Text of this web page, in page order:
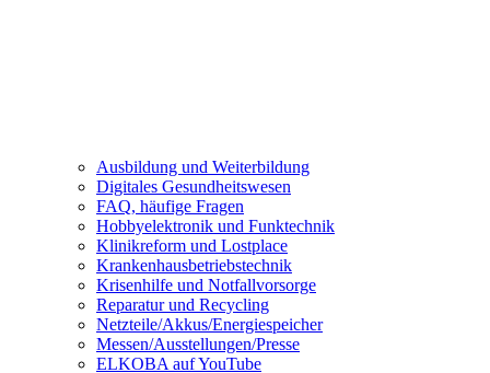
Ausbildung und Weiterbildung
Digitales Gesundheitswesen
FAQ, häufige Fragen
Hobbyelektronik und Funktechnik
Klinikreform und Lostplace
Krankenhausbetriebstechnik
Krisenhilfe und Notfallvorsorge
Reparatur und Recycling
Netzteile/Akkus/Energiespeicher
Messen/Ausstellungen/Presse
ELKOBA auf YouTube